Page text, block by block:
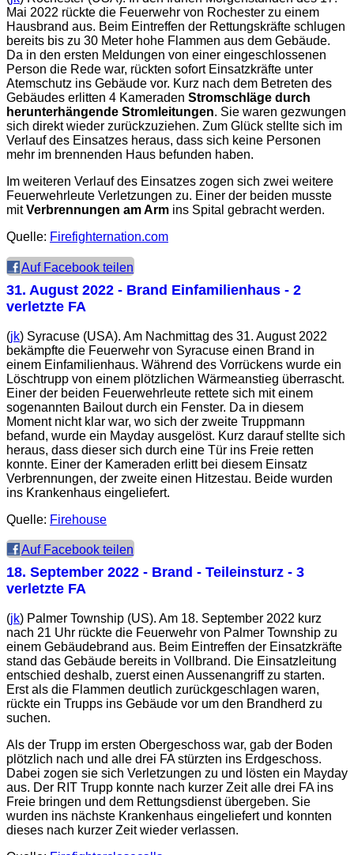
Mai 2022 rückte die Feuerwehr von Rochester zu einem
Hausbrand aus. Beim Eintreffen der Rettungskräfte schlugen
bereits bis zu 30 Meter hohe Flammen aus dem Gebäude.
Da in den ersten Meldungen von einer eingeschlossenen
Person die Rede war, rückten sofort Einsatzkräfte unter
Atemschutz ins Gebäude vor. Kurz nach dem Betreten des
Gebäudes erlitten 4 Kameraden Stromschläge durch
herunterhängende Stromleitungen. Sie waren gezwungen
sich direkt wieder zurückzuziehen. Zum Glück stellte sich im
Verlauf des Einsatzes heraus, dass sich keine Personen
mehr im brennenden Haus befunden haben.
Im weiteren Verlauf des Einsatzes zogen sich zwei weitere
Feuerwehrleute Verletzungen zu. Einer der beiden musste
mitVerbrennungen am Arm ins Spital gebracht werden.
Quelle: Firefighternation.com
Auf Facebook teilen
31. August 2022 - Brand Einfamilienhaus - 2
verletzte FA
(jk) Syracuse (USA). Am Nachmittag des 31. August 2022
bekämpfte die Feuerwehr von Syracuse einen Brand in
einem Einfamilienhaus. Während des Vorrückens wurde ein
Löschtrupp von einem plötzlichen Wärmeanstieg überrascht.
Einer der beiden Feuerwehrleute rettete sich mit einem
sogenannten Bailout durch ein Fenster. Da in diesem
Moment nicht klar war, wo sich der zweite Truppmann
befand, wurde ein Mayday ausgelöst. Kurz darauf stellte sich
heraus, dass dieser sich durch eine Tür ins Freie retten
konnte. Einer der Kameraden erlitt bei diesem Einsatz
Verbrennungen, der zweite einen Hitzestau. Beide wurden
ins Krankenhaus eingeliefert.
Quelle: Firehouse
Auf Facebook teilen
18. September 2022 - Brand - Teileinsturz - 3
verletzte FA
(jk) Palmer Township (US). Am 18. September 2022 kurz
nach 21 Uhr rückte die Feuerwehr von Palmer Township zu
einem Gebäudebrand aus. Beim Eintreffen der Einsatzkräfte
stand das Gebäude bereits in Vollbrand. Die Einsatzleitung
entschied deshalb, zuerst einen Aussenangriff zu starten.
Erst als die Flammen deutlich zurückgeschlagen waren,
rückte ein Trupps ins Gebäude vor um den Brandherd zu
suchen.
Als der Trupp im ersten Obergeschoss war, gab der Boden
plötzlich nach und alle drei FA stürzten ins Erdgeschoss.
Dabei zogen sie sich Verletzungen zu und lösten ein Mayday
aus. Der RIT Trupp konnte nach kurzer Zeit alle drei FA ins
Freie bringen und dem Rettungsdienst übergeben. Sie
wurden ins nächste Krankenhaus eingeliefert und konnten
dieses nach kurzer Zeit wieder verlassen.